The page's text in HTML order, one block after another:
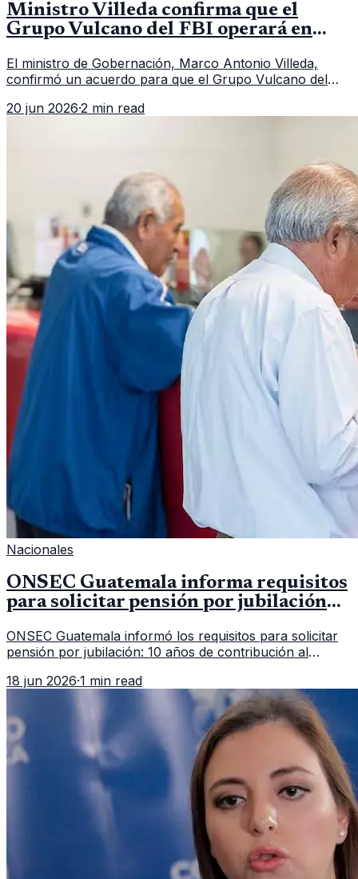
Ministro Villeda confirma que el
Grupo Vulcano del FBI operará en
El ministro de Gobernación, Marco Antonio Villeda,
confirmó un acuerdo para que el Grupo Vulcano del
fallido con la administración anterior del Ministerio
20 jun 2026·2 min read
Nacionales
ONSEC Guatemala informa requisitos
para solicitar pensión por jubilación
ONSEC Guatemala informó los requisitos para solicitar
pensión por jubilación: 10 años de contribución al
importar edad.
18 jun 2026·1 min read